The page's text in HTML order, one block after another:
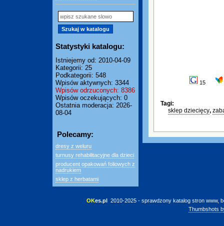
Statystyki katalogu:
Istniejemy od: 2010-04-09
Kategorii: 25
Podkategorii: 548
Wpisów aktywnych: 3344
Wpisów odrzuconych: 8386
Wpisów oczekujących: 0
Ostatnia moderacja: 2026-
08-04
Polecamy:
dresy z weluru
turnusy rehabilitacyjne dla dzieci
producent opakowań foliowych z
nadrukiem
sklep z herbatami
15
Tagi:
sklep dziecięcy,
OKes.pl 2010-2025 - sprawdzony katalog stron www,
Thumbshots